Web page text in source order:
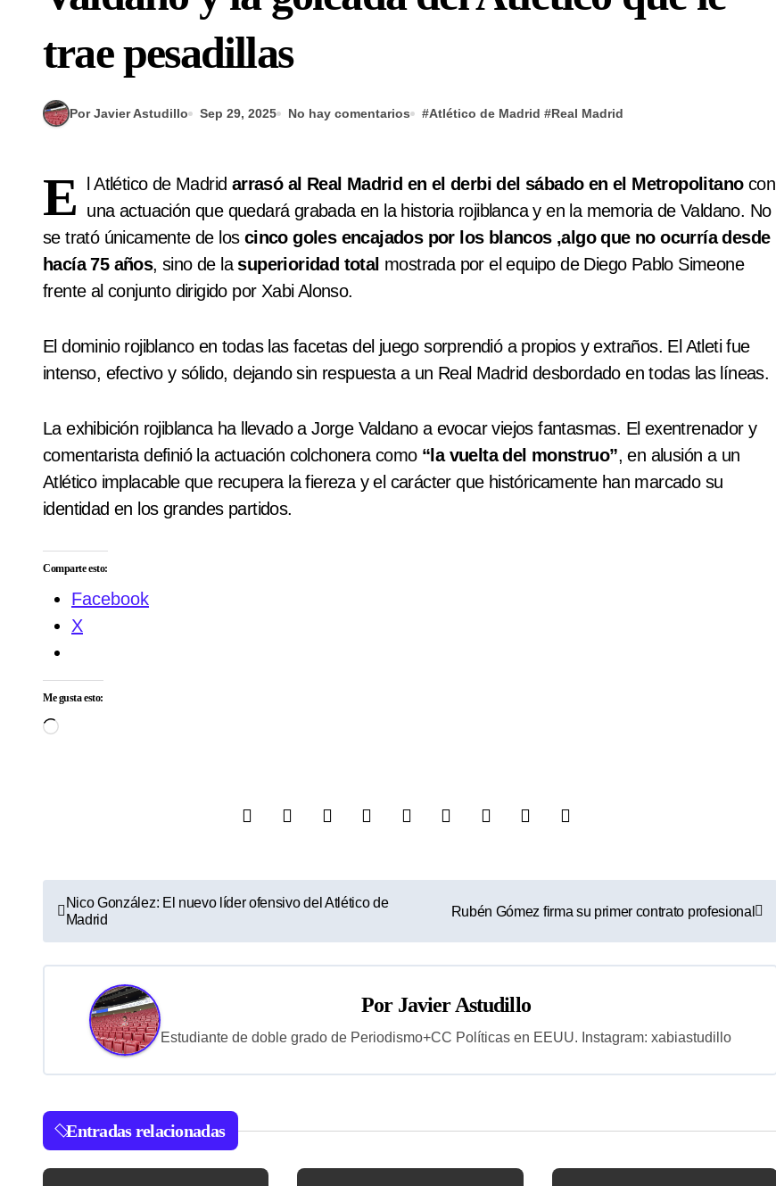
trae pesadillas
Por Javier Astudillo Sep 29, 2025 No hay comentarios #Atlético de Madrid #Real Madrid
E l Atlético de Madrid arrasó al Real Madrid en el derbi del sábado en el Metropolitanocon
una actuación que quedará grabada en la historia rojiblanca y en la memoria de Valdano. No
se trató únicamente de los cinco goles encajados por los blancos ,algo que no ocurría desde
hacía 75 años, sino de lasuperioridad total mostrada por el equipo de Diego Pablo Simeone
frente al conjunto dirigido por Xabi Alonso.
El dominio rojiblanco en todas las facetas del juego sorprendió a propios y extraños. El Atleti fue
intenso, efectivo y sólido, dejando sin respuesta a un Real Madrid desbordado en todas las líneas.
La exhibición rojiblanca ha llevado a Jorge Valdano a evocar viejos fantasmas. El exentrenador y
comentarista definió la actuación colchonera como “la vuelta del monstruo”, en alusión a un
Atlético implacable que recupera la fiereza y el carácter que históricamente han marcado su
identidad en los grandes partidos.
Comparte esto:
Facebook
X
Me gusta esto:
Cargando...
N
a
v
a
c
i
Nico González: El nuevo líder ofensivo del Atlético de
Madrid
Rubén Gómez firma su primer contrato profesional
Por Javier Astudillo
Estudiante de doble grado de Periodismo+CC Políticas en EEUU. Instagram: xabiastudillo
Entradas relacionadas